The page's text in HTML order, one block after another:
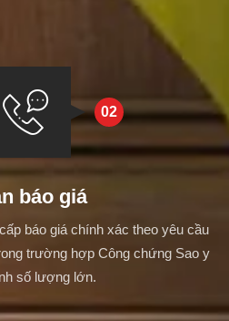
02
báo giá
báo giá chính xác theo yêu cầu
trường hợp Công chứng Sao y
số lượng lớn.